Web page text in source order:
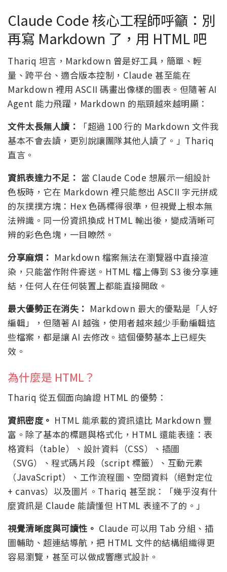
Claude Code 核心工程師呼籲：別
再寫 Markdown 了，用 HTML 吧
Thariq 坦言，Markdown 曾是好工具，簡單、輕
量、跨平台、適合版本控制，Claude 甚至能在
Markdown 裡用 ASCII 碼畫出像樣的圖表。但隨著 AI
Agent 能力飛躍，Markdown 的瓶頸越來越明顯：
文件太長無人讀：
「超過 100 行的 Markdown 文件我
基本不會去讀，更別說讓團隊其他人讀了。」Thariq
直言。
資訊表達力不足： 當 Claude Code 想展示一組設計
色板時，它在 Markdown 裡只能憋出 ASCII 字元拼成
的灰撲撲方塊：Hex 色碼標得很準，但視覺上根本無
法辨識。同一份資訊換成 HTML 輸出後，變成清晰可
辨的彩色色塊，一目瞭然。
分享麻煩： Markdown 檔案無法在瀏覽器中直接渲
染，只能當作附件寄送。HTML 檔上傳到 S3 後分享連
結，任何人在任何裝置上都能直接開啟。
最大優勢正在消失： Markdown 最大的優點是「人好
編輯」，但隨著 AI 越強，使用者越來越少手動編輯這
些檔案，都是讓 AI 去修改。這個優勢基本上已經失
效。
為什麼是 HTML？
Thariq 從五個面向論證 HTML 的優勢：
資訊密度。 HTML 能承載的資訊遠比 Markdown 豐
富。除了基本的標題與格式化，HTML 還能表達：表
格資料（table）、設計資料（CSS）、插圖
（SVG）、程式碼片段（script 標籤）、互動元素
（JavaScript）、工作流程圖、空間資料（絕對定位
+ canvas）以及圖片。Thariq 甚至說：「幾乎沒有什
麼資訊是 Claude 能讀懂但 HTML 表達不了的。」
視覺清晰度與可讀性。 Claude 可以用 Tab 分組、插
圖輔助、超連結導航，把 HTML 文件的結構組織得更
容易瀏覽，甚至可以做成響應式設計。